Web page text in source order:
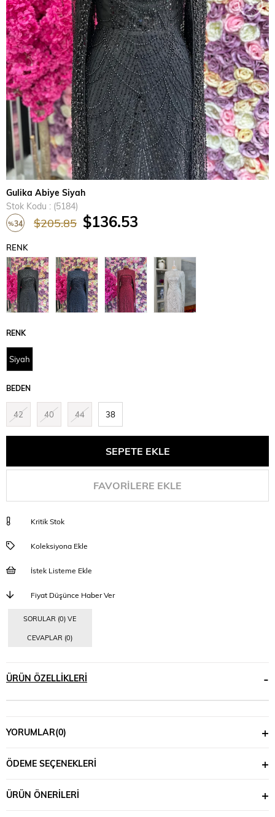
Gulika Abiye Siyah
Stok Kodu
(5184)
%34 $205.85 $136.53
RENK
RENK
Siyah
BEDEN
42 40 44 38
FAVORILERE EKLE
Kritik Stok
Koleksiyona Ekle
İstek Listeme Ekle
Fiyat Düşünce Haber Ver
SORULAR (0) VE
CEVAPLAR (0)
ÜRÜN ÖZELLIKLERI
YORUMLAR(0)
ÖDEME SEÇENEKLERI
ÜRÜN ÖNERILERI